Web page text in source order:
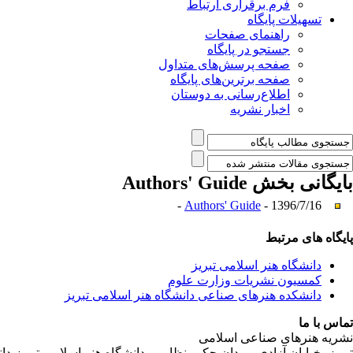
فرم برقراری ارتباط
تسهیلات پایگاه
راهنمای صفحات
جستجو در پایگاه
صفحه پرسش‌های متداول
صفحه برترین‌های پایگاه
اطلاع‌رسانی به دوستان
اخبار نشریه
بایگانی بخش Authors' Guide
Authors' Guide - 1396/7/16 -
پایگاه های مرتبط
دانشگاه هنر اسلامی تبریز
کمسیون نشریات وزارت علوم
دانشکده هنرهای صناعی دانشگاه هنر اسلامی تبریز
تماس با ما
نشریه هنرهای صناعی اسلامی